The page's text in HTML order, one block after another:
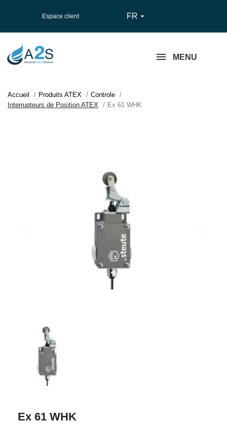
Espace client FR 
MENU
Accueil Produits ATEX
Controle
Interrupteurs de Position ATEX
Ex 61 WHK
Ex 61 WHK